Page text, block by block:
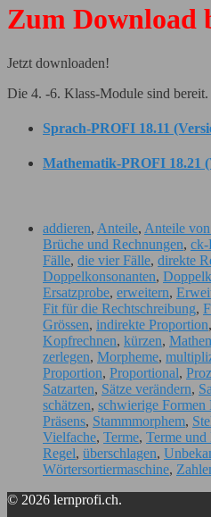
Zum Download
Jetzt downloaden!
Die 4. -6. Klass-Module sind bereit.
Sprach-PROFI 18.11
Mathematik-PROFI 18.21
addieren, Anteile, Anteile
Brüche und Rechnungen, ck-
Fälle, die vier Fälle, direkte
Doppelkonsonanten,
Ersatzprobe, erweitern,
Fit für die Rechtschreibung,
Grössen, indirekte Proportion,
Kopfrechnen, kürzen,
zerlegen, Morpheme,
Proportion, Proportional,
Satzarten, Sätze verändern,
schätzen, schwierige Formen
Präsens, Stammmorphem,
Vielfache, Terme, Terme
Regel, überschlagen,
Wörtersortiermaschine,
© 2026 lernprofi.ch.